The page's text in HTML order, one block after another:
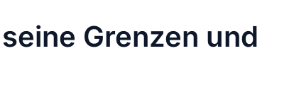
Grenzen und